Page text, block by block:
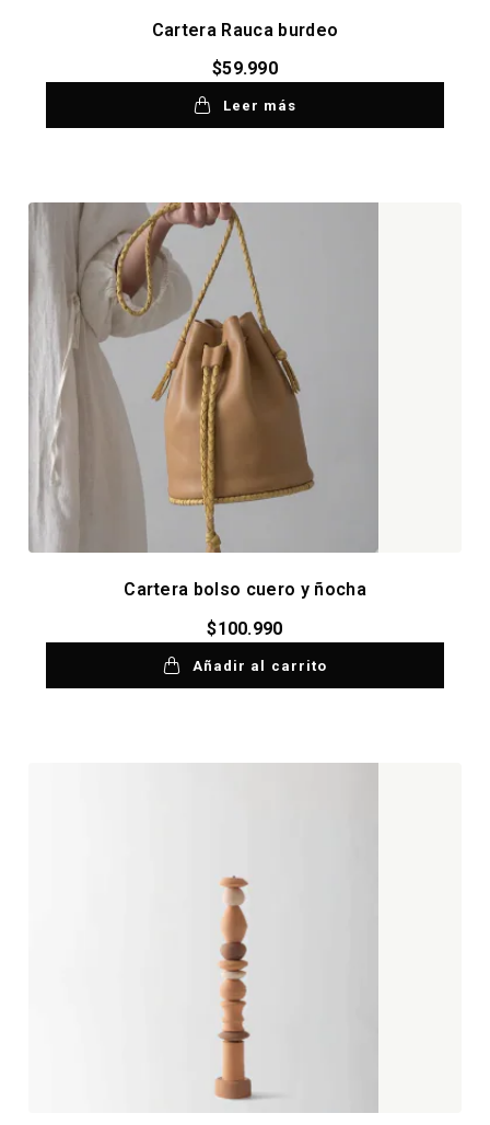
Cartera Rauca burdeo
$59.990
Leer más
Cartera bolso cuero y ñocha
$100.990
Añadir al carrito